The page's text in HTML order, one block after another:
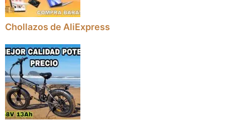
Chollazos de AliExpress